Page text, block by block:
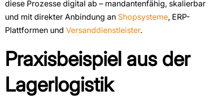
diese Prozesse digital ab – mandantenfähig, skalierbar
und mit direkter Anbindung an Shopsysteme, ERP-
Plattformen und Versanddienstleister.
Praxisbeispiel aus der
Lagerlogistik